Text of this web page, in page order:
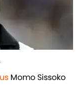
Momo Sissoko